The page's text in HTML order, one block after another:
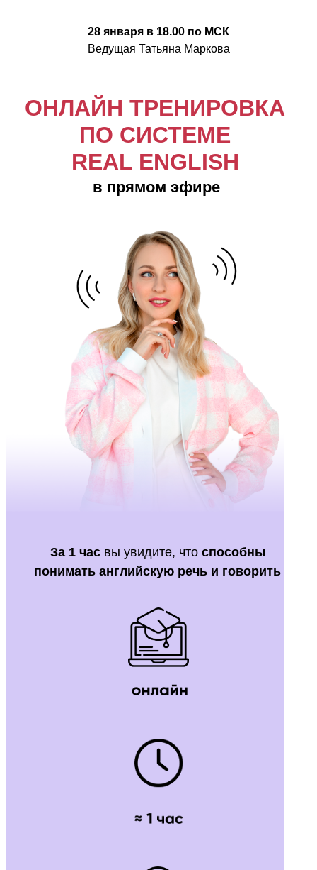
28 января в 18.00 по МСК
Ведущая Татьяна Маркова
ОНЛАЙН ТРЕНИРОВКА
ПО СИСТЕМЕ
REAL ENGLISH
За 1 часвы увидите, что способны
понимать английскую речь и говорить
в прямом эфире